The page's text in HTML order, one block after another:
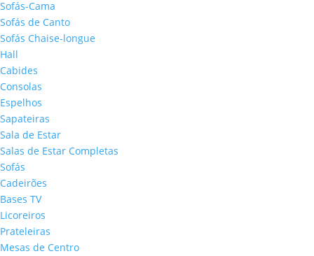
Sofás-Cama
Sofás de Canto
Sofás Chaise-longue
Hall
Cabides
Consolas
Espelhos
Sapateiras
Sala de Estar
Salas de Estar Completas
Sofás
Cadeirões
Bases TV
Licoreiros
Prateleiras
Mesas de Centro